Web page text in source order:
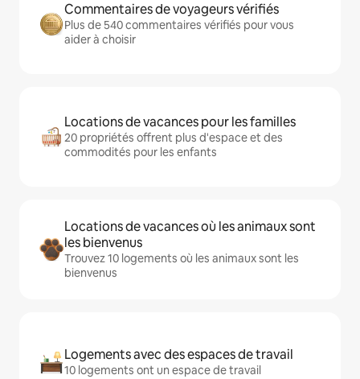
Commentaires de voyageurs vérifiés
Plus de 540 commentaires vérifiés pour vous
aider à choisir
Locations de vacances pour les familles
20 propriétés offrent plus d'espace et des
commodités pour les enfants
Locations de vacances où les animaux sont
les bienvenus
Trouvez 10 logements où les animaux sont les
bienvenus
Logements avec des espaces de travail
10 logements ont un espace de travail